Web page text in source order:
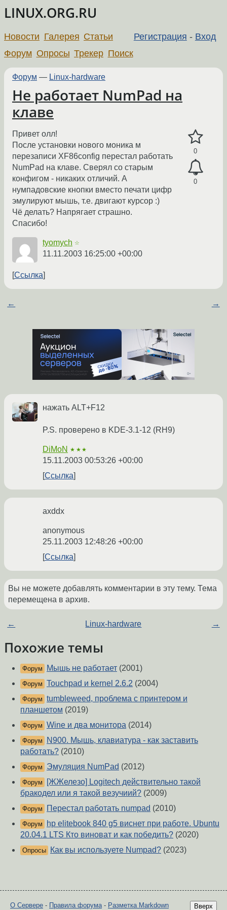
LINUX.ORG.RU
Регистрация - Вход
Новости Галерея Статьи
Форум Опросы Трекер Поиск
Форум — Linux-hardware
Не работает NumPad на
клаве
0
0
Привет олл!
После установки нового моника м
перезаписи XF86config перестал работать
NumPad на клаве. Сверял со старым
конфигом - никаких отличий. А
нумпадовские кнопки вместо печати цифр
эмулируют мышь, т.е. двигают курсор :)
Чё делать? Напрягает страшно.
Спасибо!
tyomych ☆
11.11.2003 16:25:00 +00:00
Ссылка
← →
нажать ALT+F12
P.S. проверено в KDE-3.1-12 (RH9)
DiMoN ★★★
15.11.2003 00:53:26 +00:00
Ссылка
axddx
anonymous
25.11.2003 12:48:26 +00:00
Ссылка
Вы не можете добавлять комментарии в эту тему. Тема
перемещена в архив.
← Linux-hardware →
Похожие темы
Форум Мышь не работает (2001)
Форум Touchpad и kernel 2.6.2 (2004)
Форум tumbleweed, проблема с принтером и
планшетом (2019)
Форум Wine и два монитора (2014)
Форум
N900. Мышь, клавиатура - как заставить
работать? (2010)
Форум Эмуляция NumPad (2012)
Форум
[ЖЖелезо] Logitech действительно такой
бракодел или я такой везучиий? (2009)
Форум Перестал работать numpad (2010)
Форум
hp elitebook 840 g5 виснет при работе. Ubuntu
20.04.1 LTS Кто виноват и как победить? (2020)
Опросы Как вы используете Numpad? (2023)
Вверх
О Сервере - Правила форума- Разметка Markdown